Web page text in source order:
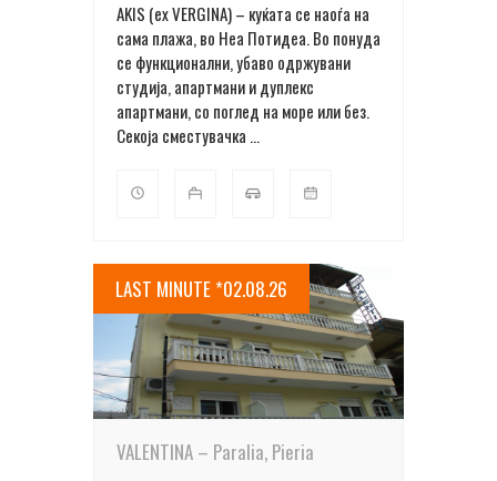
AKIS (ex VERGINA) – куќата се наоѓа на
сама плажа, во Неа Потидеа. Во понуда
се функционални, убаво одржувани
студија, апартмани и дуплекс
апартмани, со поглед на море или без.
Секоја сместувачка ...
LAST MINUTE *02.08.26
ПОВЕЌЕ ДЕТАЛИ
VALENTINA – Paralia, Pieria